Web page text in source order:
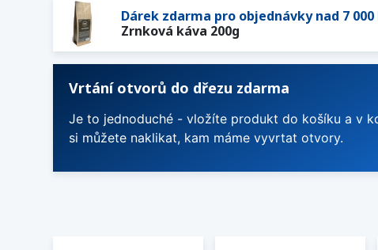
Dárek zdarma pro objednávky nad 7 000
Zrnková káva 200g
Vrtání otvorů do dřezu zdarma
Je to jednoduché - vložíte produkt do košíku a v
si můžete naklikat, kam máme vyvrtat otvory.